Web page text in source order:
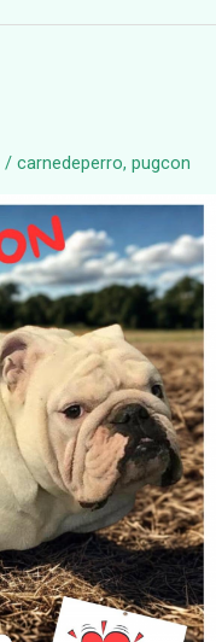
/ carnedeperro, pugcon